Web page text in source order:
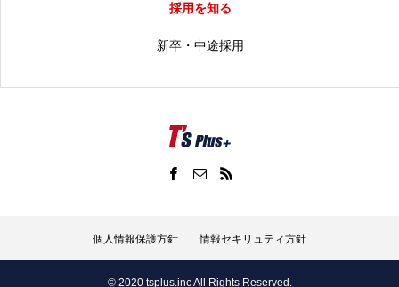
採用を知る
新卒・中途採用
個人情報保護方針 情報セキリュティ方針
© 2020 tsplus.inc All Rights Reserved.